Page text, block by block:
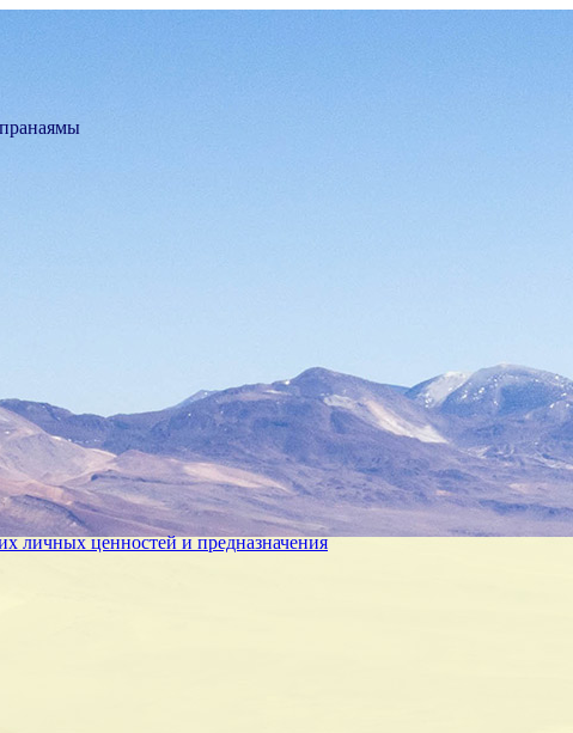
личных ценностей и предназначения